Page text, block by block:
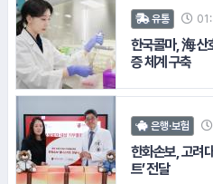
유통
한국콜마, 海 산
증 체계 구축
은행·보험
한화손보, 고려
트’ 전달
#펄어비스